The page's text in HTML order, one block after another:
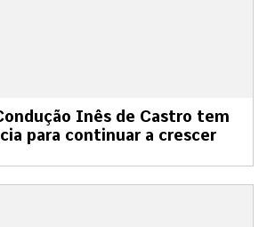
Inês de Castro tem
para continuar a crescer